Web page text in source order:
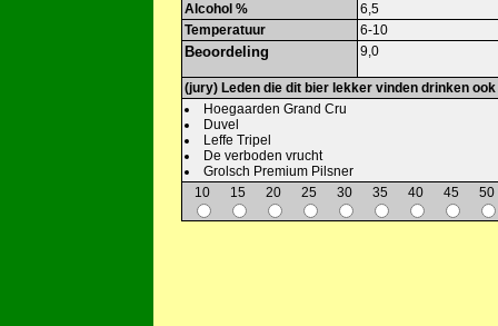
Alcohol %
6,5
Temperatuur
6-10
Beoordeling 9,0
(jury) Leden die dit bier lekker vinden drinken
Hoegaarden Grand Cru
Duvel
Leffe Tripel
De verboden vrucht
Grolsch Premium Pilsner
10
15 20 25 30 35 40 45 50